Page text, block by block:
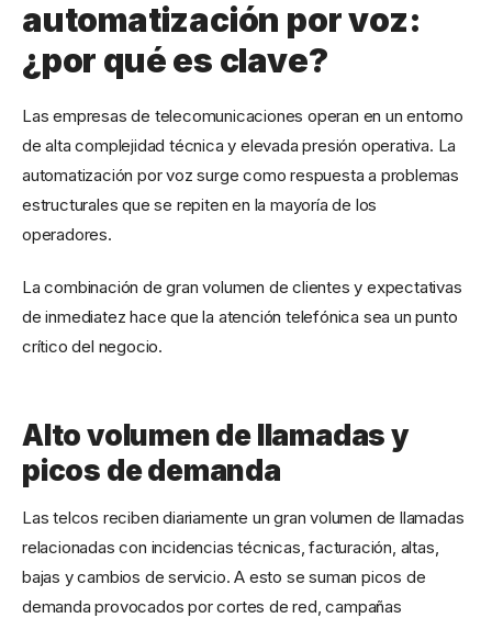
automatización por voz:
¿por qué es clave?
Las empresas de telecomunicaciones operan en un entorno
de alta complejidad técnica y elevada presión operativa. La
automatización por voz surge como respuesta a problemas
estructurales que se repiten en la mayoría de los
operadores.
La combinación de gran volumen de clientes y expectativas
de inmediatez hace que la atención telefónica sea un punto
crítico del negocio.
Alto volumen de llamadas y
picos de demanda
Las telcos reciben diariamente un gran volumen de llamadas
relacionadas con incidencias técnicas, facturación, altas,
bajas y cambios de servicio. A esto se suman picos de
demanda provocados por cortes de red, campañas